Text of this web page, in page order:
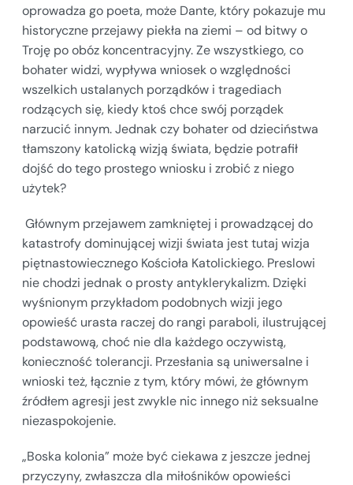
oprowadza go poeta, może Dante, który pokazuje mu
historyczne przejawy piekła na ziemi – od bitwy o
Troję po obóz koncentracyjny. Ze wszystkiego, co
bohater widzi, wypływa wniosek o względności
wszelkich ustalanych porządków i tragediach
rodzących się, kiedy ktoś chce swój porządek
narzucić innym. Jednak czy bohater od dzieciństwa
tłamszony katolicką wizją świata, będzie potrafił
dojść do tego prostego wniosku i zrobić z niego
użytek?
Głównym przejawem zamkniętej i prowadzącej do
katastrofy dominującej wizji świata jest tutaj wizja
piętnastowiecznego Kościoła Katolickiego. Preslowi
nie chodzi jednak o prosty antyklerykalizm. Dzięki
wyśnionym przykładom podobnych wizji jego
opowieść urasta raczej do rangi paraboli, ilustrującej
podstawową, choć nie dla każdego oczywistą,
konieczność tolerancji. Przesłania są uniwersalne i
wnioski też, łącznie z tym, który mówi, że głównym
źródłem agresji jest zwykle nic innego niż seksualne
niezaspokojenie.
„Boska kolonia” może być ciekawa z jeszcze jednej
przyczyny, zwłaszcza dla miłośników opowieści